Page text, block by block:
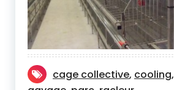
cage collective, cooling,